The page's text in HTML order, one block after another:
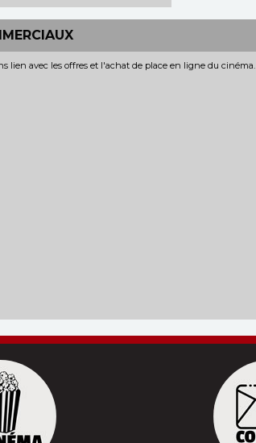
lien avec les offres et l'achat de place en ligne du cinéma.